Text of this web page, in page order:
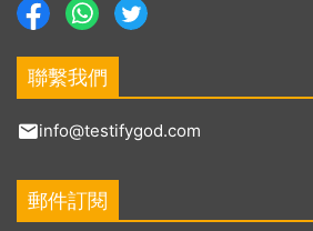
聯繫我們
info@testifygod.com
郵件訂閱